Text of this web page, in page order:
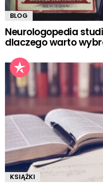
BLOG
Neurologopedia
dlaczego warto
KSIĄŻKI